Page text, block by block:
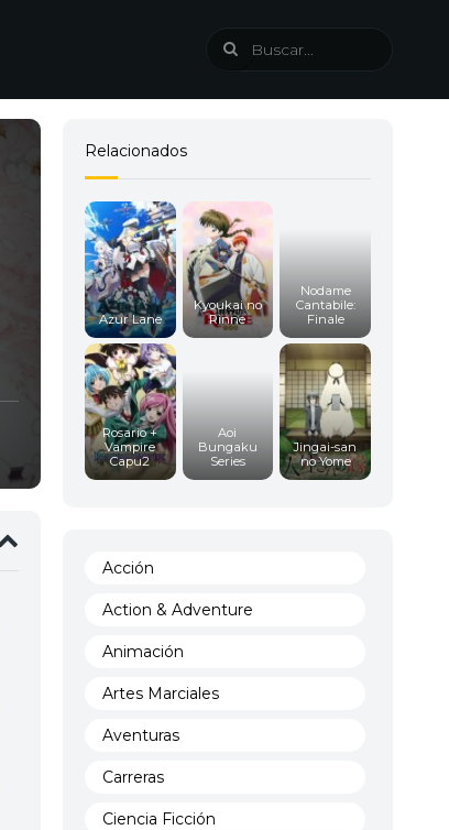
Relacionados
Azur Lane
Kyoukai no
Rinne
Nodame
Cantabile:
Finale
Rosario +
Vampire
Capu2
Aoi
Bungaku
Series
Jingai-san
no Yome
Acción
Action & Adventure
Animación
Artes Marciales
Aventuras
Carreras
Ciencia Ficción